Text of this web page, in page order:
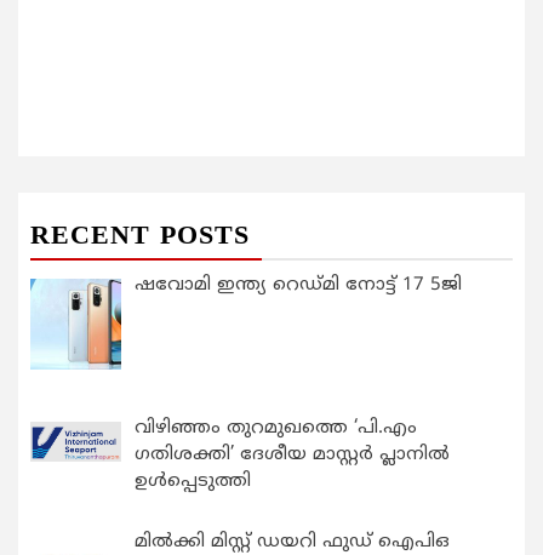
RECENT POSTS
ഷവോമി ഇന്ത്യ റെഡ്മി നോട്ട് 17 5ജി
വിഴിഞ്ഞം തുറമുഖത്തെ ‘പി.എം
ഗതിശക്തി’ ദേശീയ മാസ്റ്റർ പ്ലാനിൽ
ഉൾപ്പെടുത്തി
മിൽക്കി മിസ്റ്റ് ഡയറി ഫുഡ് ഐപിഒ